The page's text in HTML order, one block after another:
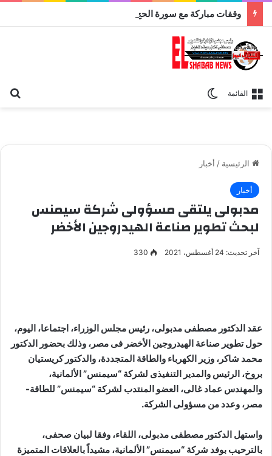
القائمة
الرئيسية / أخبار
أخبار
مدبولى يلتقى مسؤولى شركة سيمنس
لبحث تطوير صناعة الهيدروجين الأخضر
آخر تحديث: 24 أغسطس، 2021 330
عقد الدكتور مصطفى مدبولى، رئيس مجلس الوزراء، اجتماعا، اليوم،
حول تطوير صناعة الهيدروجين الأخضر فى مصر، وذلك بحضور الدكتور
محمد شاكر، وزير الكهرباء والطاقة المتجددة، والدكتور كريستيان
بروخ، الرئيس والمدير التنفيذى لشركة “سيمنس” الألمانية،
والمهندس عماد غالى، العضو المنتدب لشركة “سيمنس” للطاقة-
مصر، وعدد من مسؤولى الشركة.
واستهل الدكتور مصطفى مدبولى، اللقاء، وفقا لبيان صحفى،
بالترحيب بوفد شركة “سيمنس” الألمانية، مشيداً بالعلاقات المتميزة